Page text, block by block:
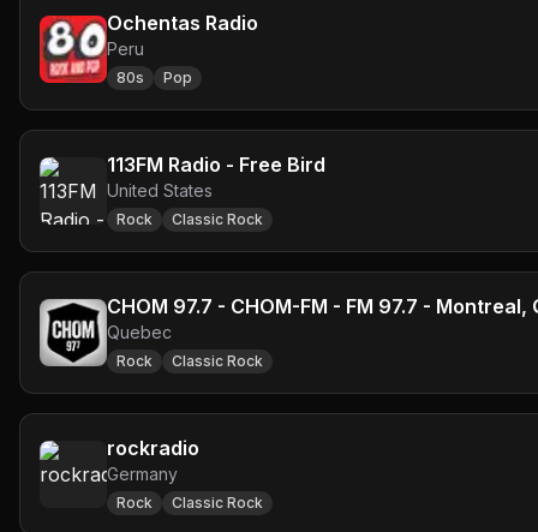
Ochentas Radio
Peru
80s Pop
113FM Radio - Free Bird
United States
Rock Classic Rock
CHOM 97.7 - CHOM-FM - FM 97.7 - Montreal,
Quebec
Rock Classic Rock
rockradio
Germany
Rock Classic Rock